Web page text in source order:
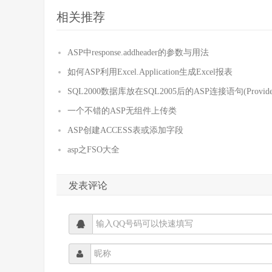
相关推荐
ASP中response.addheader的参数与用法
如何ASP利用Excel.Application生成Excel报表
SQL2000数据库放在SQL2005后的ASP连接语句
一个不错的ASP无组件上传类
ASP创建ACCESS表或添加字段
asp之FSO大全
发表评论